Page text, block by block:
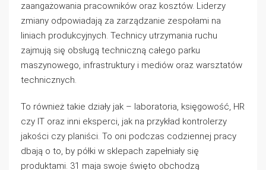
zaangażowania pracowników oraz kosztów. Liderzy
zmiany odpowiadają za zarządzanie zespołami na
liniach produkcyjnych. Technicy utrzymania ruchu
zajmują się obsługą techniczną całego parku
maszynowego, infrastruktury i mediów oraz warsztatów
technicznych.
To również takie działy jak – laboratoria, księgowość, HR
czy IT oraz inni eksperci, jak na przykład kontrolerzy
jakości czy planiści. To oni podczas codziennej pracy
dbają o to, by półki w sklepach zapełniały się
produktami. 31 maja swoje święto obchodzą